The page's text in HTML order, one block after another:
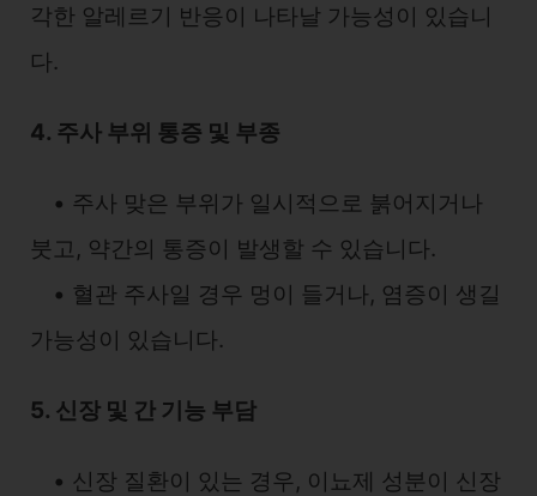
각한 알레르기 반응이 나타날 가능성이 있습니
다.
4. 주사 부위 통증 및 부종
• 주사 맞은 부위가 일시적으로 붉어지거나
붓고, 약간의 통증이 발생할 수 있습니다.
• 혈관 주사일 경우 멍이 들거나, 염증이 생길
가능성이 있습니다.
5. 신장 및 간 기능 부담
• 신장 질환이 있는 경우, 이뇨제 성분이 신장